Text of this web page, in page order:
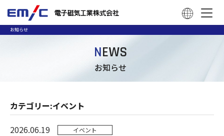
お知らせ
NEWS
お知らせ
カテゴリー:イベント
2026.06.19
イベント